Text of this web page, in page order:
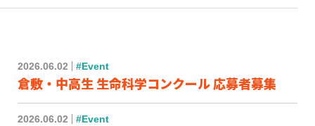
2026.06.02 #Event
倉敷・中高生 生命科学コンクール 応募者募集
2026.06.02 #Event